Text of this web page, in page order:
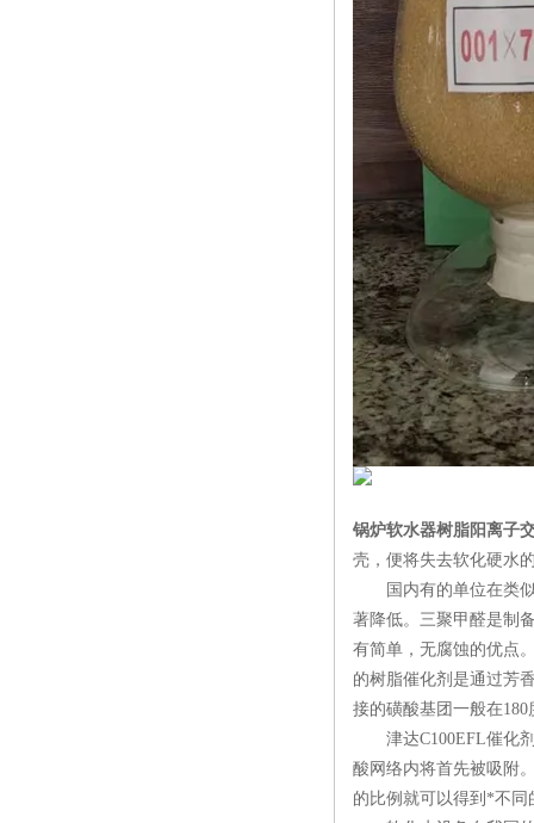
锅炉软水器树脂阳离子
壳，便将失去软化硬水
国内有的单位在类似
著降低。三聚甲醛是制
有简单，无腐蚀的优点
的树脂催化剂是通过芳
接的磺酸基团一般在
津达C100EFL催化剂
酸网络内将首先被吸附
的比例就可以得到*不